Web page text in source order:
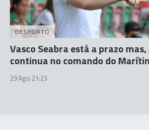
DESPORTO
Vasco Seabra está a prazo
continua no comando do
29 Ago 21:23